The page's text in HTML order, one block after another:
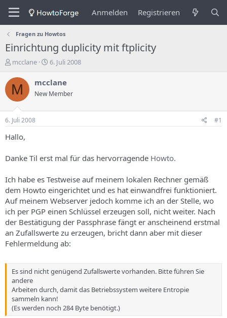
Anmelden Registrieren
Fragen zu Howtos
Einrichtung duplicity mit ftplicity
E
s
t
e
l
e
r
s
h
e
m
a
s
mcclane
E
s
e
d
t
u
m
6. Juli 2008
M mcclane
New Member
6. Juli 2008 #1
Hallo,
Danke Til erst mal für das hervorragende Howto.
Ich habe es Testweise auf meinem lokalen Rechner gemäß
dem Howto eingerichtet und es hat einwandfrei funktioniert.
Auf meinem Webserver jedoch komme ich an der Stelle, wo
ich per PGP einen Schlüssel erzeugen soll, nicht weiter. Nach
der Bestätigung der Passphrase fängt er anscheinend erstmal
an Zufallswerte zu erzeugen, bricht dann aber mit dieser
Fehlermeldung ab:
Es sind nicht genügend Zufallswerte vorhanden. Bitte führen Sie
andere
Arbeiten durch, damit das Betriebssystem weitere Entropie
sammeln kann!
(Es werden noch 284 Byte benötigt.)